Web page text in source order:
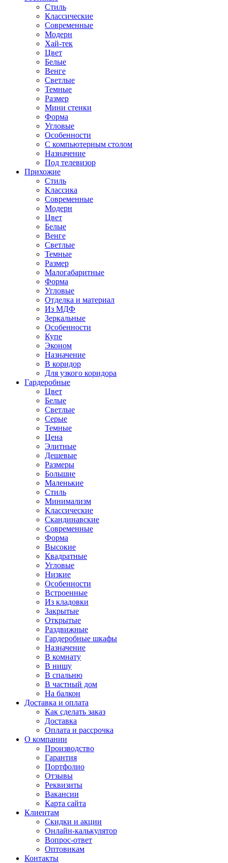
Стиль
Классические
Современные
Модерн
Хай-тек
Цвет
Белые
Венге
Светлые
Темные
Размер
Мини стенки
Форма
Угловые
Особенности
С компьютерным столом
Назначение
Под телевизор
Прихожие
Стиль
Классика
Современные
Модерн
Цвет
Белые
Венге
Светлые
Темные
Размер
Малогабаритные
Форма
Угловые
Отделка и материал
Из МДФ
Зеркальные
Особенности
Купе
Эконом
Назначение
В коридор
Для узкого коридора
Гардеробные
Цвет
Белые
Светлые
Серые
Темные
Цена
Элитные
Дешевые
Размеры
Большие
Маленькие
Стиль
Минимализм
Классические
Скандинавские
Современные
Форма
Высокие
Квадратные
Угловые
Низкие
Особенности
Встроенные
Из кладовки
Закрытые
Открытые
Раздвижные
Гардеробные шкафы
Назначение
В комнату
В нишу
В спальню
В частный дом
На балкон
Доставка и оплата
Как сделать заказ
Доставка
Оплата и рассрочка
О компании
Производство
Гарантия
Портфолио
Отзывы
Реквизиты
Вакансии
Карта сайта
Клиентам
Скидки и акции
Онлайн-калькулятор
Вопрос-ответ
Оптовикам
Контакты